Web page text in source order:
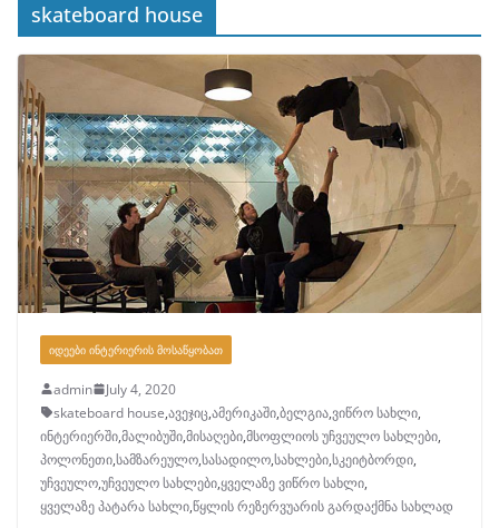
skateboard house
ᲘᲓᲔᲔᲑᲘ ᲘᲜᲢᲔᲠᲘᲔᲠᲘᲡ ᲛᲝᲡᲐᲬᲧᲝᲑᲐᲗ
admin
July 4, 2020
skateboard house,ავეჯიც,ამერიკაში,ბელგია,ვიწრო სახლი,
ინტერიერში,მალიბუში,მისაღები,მსოფლიოს უჩვეულო სახლები,
პოლონეთი,სამზარეულო,სასადილო,სახლები,სკეიტბორდი,
უჩვეულო,უჩვეულო სახლები,ყველაზე ვიწრო სახლი,
ყველაზე პატარა სახლი,წყლის რეზერვუარის გარდაქმნა სახლად